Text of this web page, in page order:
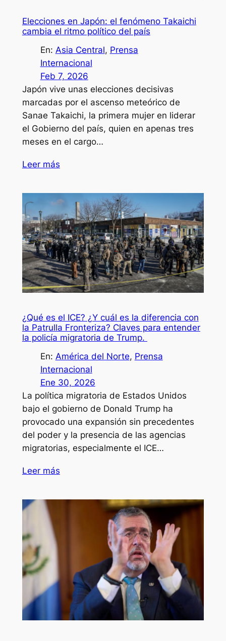
Elecciones en Japón: el fenómeno Takaichi
cambia el ritmo político del país
En: Asia Central, Prensa
Internacional
Feb 7, 2026
Japón vive unas elecciones decisivas
marcadas por el ascenso meteórico de
Sanae Takaichi, la primera mujer en liderar
el Gobierno del país, quien en apenas tres
meses en el cargo…
Leer más
¿Qué es el ICE? ¿Y cuál es la diferencia con
la Patrulla Fronteriza? Claves para entender
la policía migratoria de Trump.
En: América del Norte, Prensa
Internacional
Ene 30, 2026
La política migratoria de Estados Unidos
bajo el gobierno de Donald Trump ha
provocado una expansión sin precedentes
del poder y la presencia de las agencias
migratorias, especialmente el ICE…
Leer más